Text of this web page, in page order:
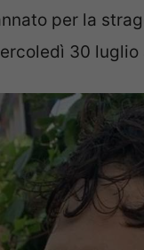
per la
30 luglio